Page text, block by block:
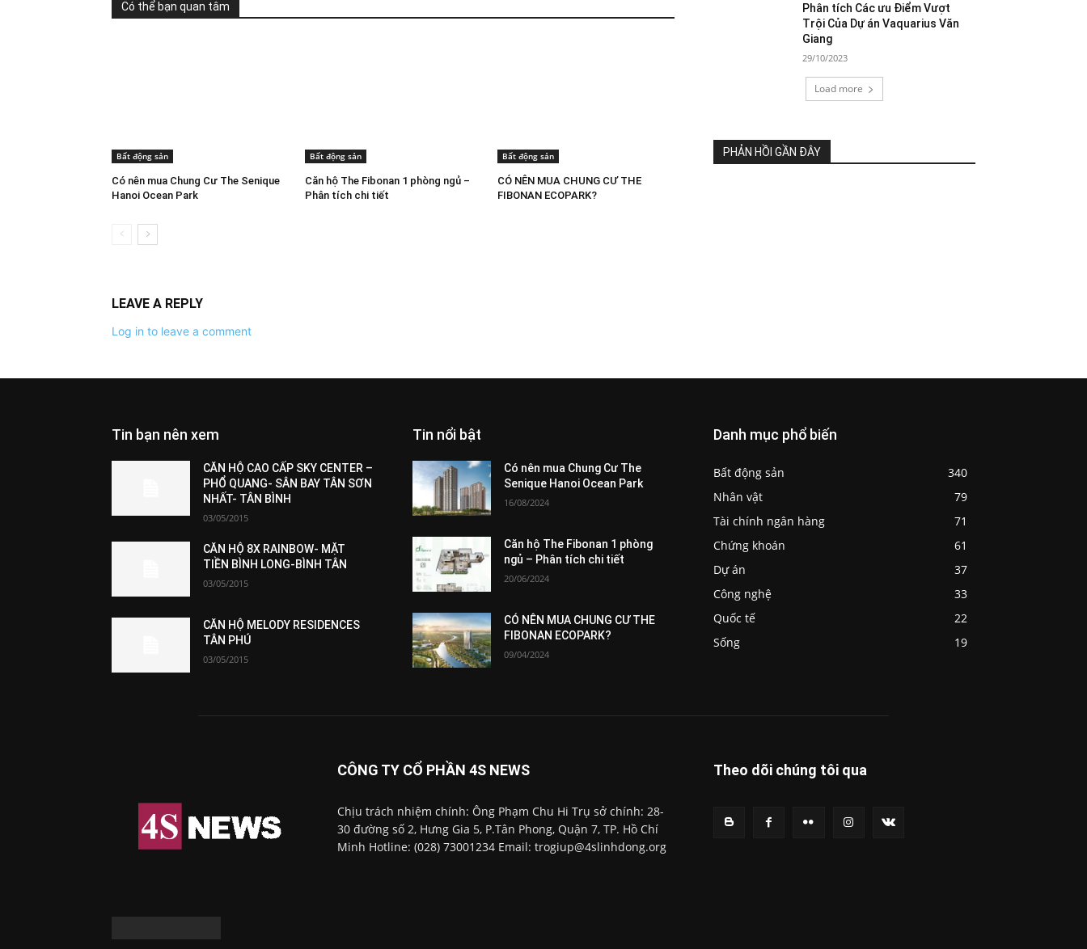
Có thể bạn quan tâm
Bất động sản
Có nên mua Chung Cư The Senique
Hanoi Ocean Park
Bất động sản
Căn hộ The Fibonan 1 phòng ngủ –
Phân tích chi tiết
Bất động sản
CÓ NÊN MUA CHUNG CƯ THE
FIBONAN ECOPARK?
LEAVE A REPLY
Log in to leave a comment
Phân tích Các ưu Điểm Vượt
Trội Của Dự án Vaquarius Văn
Giang
29/10/2023
Load more
PHẢN HỒI GẦN ĐÂY
Tin bạn nên xem
All Featured
CĂN HỘ CAO CẤP SKY CENTER –
PHỔ QUANG- SÂN BAY TÂN SƠN
NHẤT- TÂN BÌNH
03/05/2015
CĂN HỘ 8X RAINBOW- MẶT
TIỀN BÌNH LONG-BÌNH TÂN
03/05/2015
CĂN HỘ MELODY RESIDENCES
TÂN PHÚ
03/05/2015
Tin nổi bật
All Featured
Có nên mua Chung Cư The
Senique Hanoi Ocean Park
16/08/2024
Căn hộ The Fibonan 1 phòng
ngủ – Phân tích chi tiết
20/06/2024
CÓ NÊN MUA CHUNG CƯ THE
FIBONAN ECOPARK?
09/04/2024
Danh mục phổ biến
Bất động sản
340
Nhân vật
79
Tài chính ngân hàng
71
Chứng khoán
61
Dự án
37
Công nghệ
33
Quốc tế
22
Sống
19
CÔNG TY CỔ PHẦN 4S NEWS
Chịu trách nhiệm chính: Ông Phạm Chu Hi Trụ sở chính: 28-
30 đường số 2, Hưng Gia 5, P.Tân Phong, Quận 7, TP. Hồ Chí
Minh Hotline: (028) 73001234 Email: trogiup@4slinhdong.org
Theo dõi chúng tôi qua